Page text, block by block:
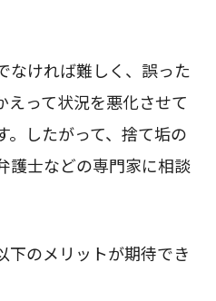
なければ難しく、誤った
えって状況を悪化させて
。したがって、捨て垢の
護士などの専門家に相談
下のメリットが期待でき